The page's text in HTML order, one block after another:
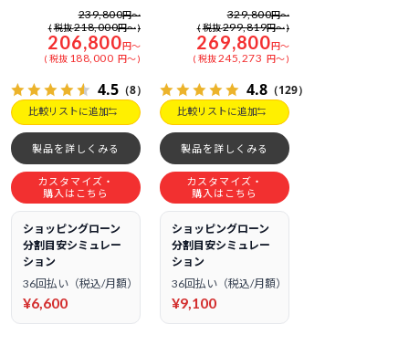
239,800円～
税抜218,000円～
206,800円～
税抜 188,000 円～
4.5 （8）
比較リストに追加
製品を詳しくみる
カスタマイズ・
購入はこちら
ショッピングローン
分割目安シミュレー
ション
36回払い（税込/月額）
¥6,600
329,800円～
税抜299,819円～
269,800円～
税抜245,273 円～
4.8 （129）
比較リストに追加
製品を詳しくみる
カスタマイズ・
購入はこちら
ショッピングローン
分割目安シミュレー
ション
36回払い（税込/月額）
¥9,100